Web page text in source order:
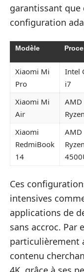
garantissant
configuration
Modèle
Xiaomi Mi
Pro
Intel
i7
Xiaomi Mi
Air
AMD
Xiaomi
RedmiBook
14
AMD
Ces
intensives
applications de
sans accroc. Par
particulièrement
contenu